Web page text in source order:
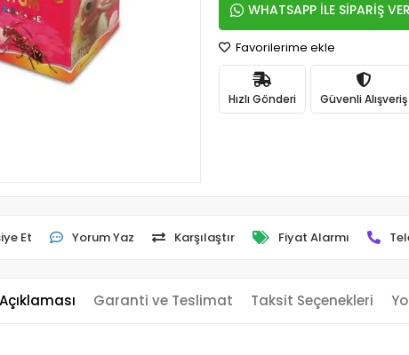
WHATSAPP İLE SİPARİŞ
Favorilerime ekle
Hızlı Gönderi Güvenli Alışveriş
Et Yorum Yaz Karşılaştır Fiyat Alarmı
Garanti ve Teslimat Taksit Seçenekleri